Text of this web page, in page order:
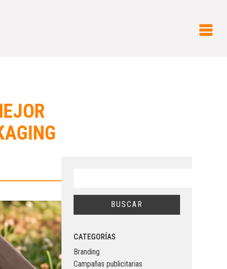
CATEGORÍAS
Branding
Campañas publicitarias